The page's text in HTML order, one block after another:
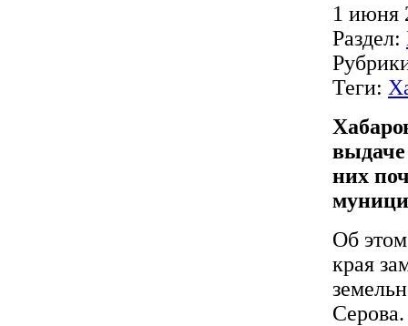
1 июня
Раздел:
Теги:
выдаче
них
Об
края
Серова.